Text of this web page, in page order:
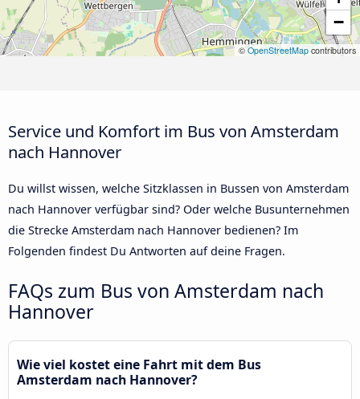
−
©OpenStreetMap contributors
Service und Komfort im Bus von Amsterdam
nach Hannover
Du willst wissen, welche Sitzklassen in Bussen von Amsterdam
nach Hannover verfügbar sind? Oder welche Busunternehmen
die Strecke Amsterdam nach Hannover bedienen? Im
Folgenden findest Du Antworten auf deine Fragen.
FAQs zum Bus von Amsterdam nach
Hannover
Wie viel kostet eine Fahrt mit dem Bus
Amsterdam nach Hannover?